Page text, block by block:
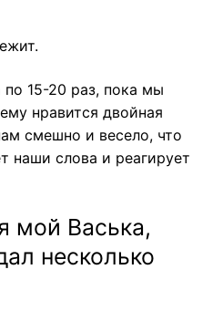
по 15-20 раз, пока мы
нравится двойная
смешно и весело, что
наши слова и реагирует
мой Васька,
несколько